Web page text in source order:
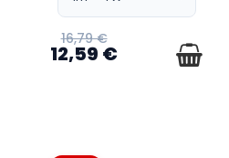
16,79 €
12,59 €